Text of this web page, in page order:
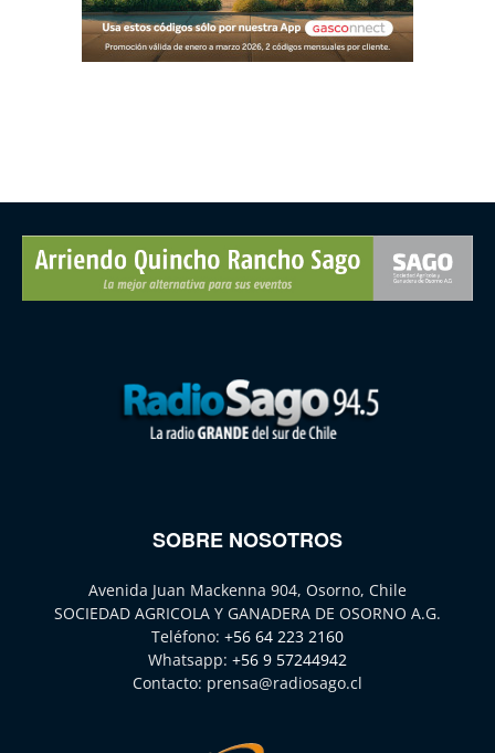
SOBRE NOSOTROS
Avenida Juan Mackenna 904, Osorno, Chile
SOCIEDAD AGRICOLA Y GANADERA DE OSORNO A.G.
Teléfono: +56 64 223 2160
Whatsapp: +56 9 57244942
Contacto: prensa@radiosago.cl